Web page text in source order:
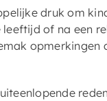
druk om
of na een
opmerkingen